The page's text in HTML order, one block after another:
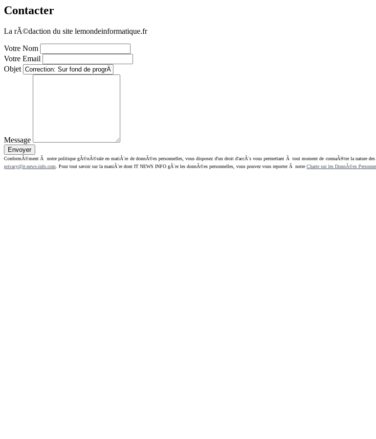
Contacter
La rÃ©daction du site lemondeinformatique.fr
Votre Nom
Votre Email
Objet
Message
ConformÃ©ment Ã notre politique gÃ©nÃ©rale en matiÃ¨re de donnÃ©es personnelles, vous disposez d'un droit d'accÃ¨s vous permettant Ã tout moment de connaÃ®tre la nature
privacy@it-news-info.com . Pour tout savoir sur la maniÃ¨re dont IT NEWS INFO gÃ¨re les donnÃ©es personnelles, vous pouvez vous reporter Ã notre Charte sur les DonnÃ©es